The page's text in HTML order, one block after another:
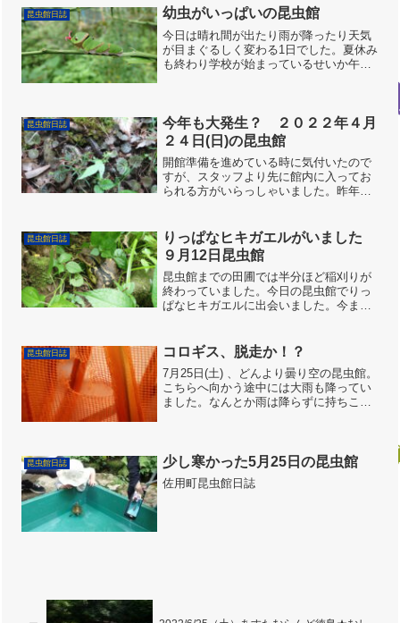
た昆虫館でした。昼前に野村先生がアサ
ギマダラのためのフジバカ...
昆虫館日誌 幼虫がいっぱいの昆虫館
今日は晴れ間が出たり雨が降ったり天気
が目まぐるしく変わる1日でした。夏休み
も終わり学校が始まっているせいか午前
あって蝶や蛾の幼虫をけ...
昆虫館日誌
今年も大発生？ ２０２２年４月
２４日(日)の昆虫館
開館準備を進めている時に気付いたので
すが、スタッフより先に館内に入ってお
られる方がいらっしゃいました。昨年何
たので、館内外のあちらこちらを注意し
て見回ったところ、これが...
昆虫館日誌
りっぱなヒキガエルがいました
９月12日昆虫館
昆虫館までの田圃では半分ほど稲刈りが
終わっていました。今日の昆虫館でりっ
ぱなヒキガエルに出会いました。今まで
かけけたことがありますが、ヒキガエル
は初めてお目にかかりまし...
昆虫館日誌 コロギス、脱走か！？
7月25日(土) 、どんより曇り空の昆虫館。
こちらへ向かう途中には大雨も降ってい
ました。なんとか雨は降らずに持ちこた
は、ニイニイゼミ...
昆虫館日誌 少し寒かった5月25日の昆虫館
佐用町昆虫館日誌